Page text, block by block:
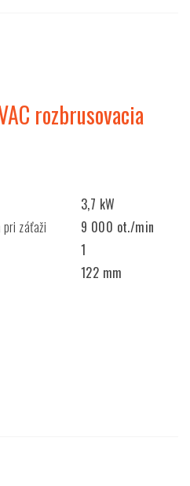
rozbrusovacia
3,7 kW
záťaži
9 000 ot./min
1
122 mm